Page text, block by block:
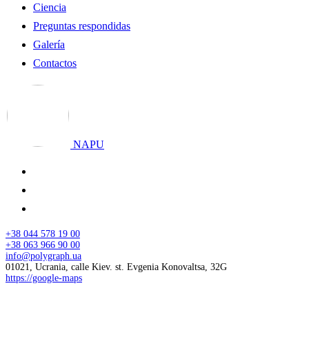
Ciencia
Preguntas respondidas
Galería
Contactos
NAPU
+38 044 578 19 00
+38 063 966 90 00
info@polygraph.ua
01021, Ucrania, calle Kiev. st. Evgenia Konovaltsa, 32G
https://google-maps